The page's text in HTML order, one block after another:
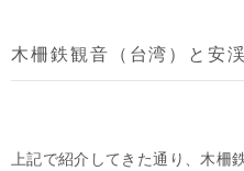
木柵鉄観音（台湾）と安
上記で紹介してきた通り、木柵